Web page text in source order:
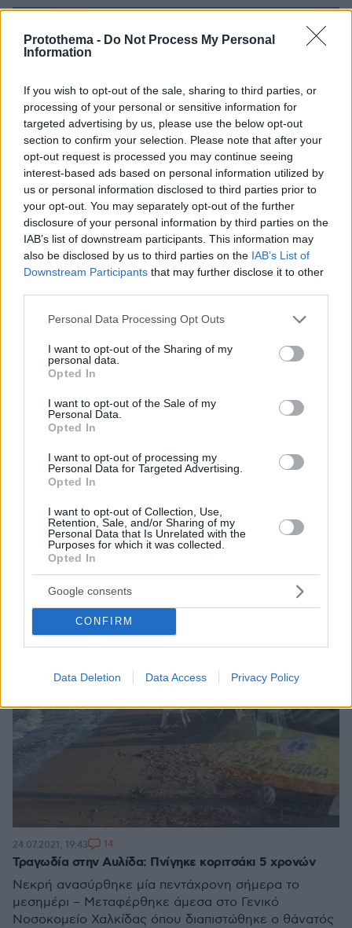
Protothema - Do Not Process My Personal
Information
If you wish to opt-out of the sale, sharing to third parties, or
processing of your personal or sensitive information for
targeted advertising by us, please use the below opt-out
section to confirm your selection. Please note that after your
opt-out request is processed you may continue seeing
interest-based ads based on personal information utilized by
us or personal information disclosed to third parties prior to
your opt-out. You may separately opt-out of the further
disclosure of your personal information by third parties on the
IAB’s list of downstream participants. This information may
also be disclosed by us to third parties on the IAB’s List of
Downstream Participants that may further disclose it to other
Please note that this website/app uses one or more Google
not limited to your visit or usage behaviour. You may click to
grant or deny consent to Google and its third-party tags to
use your data for below specified purposes in below Google
consent section.
Personal Data Processing Opt Outs
I want to opt-out of the Sharing of my
personal data.
Opted In
I want to opt-out of the Sale of my
Personal Data.
Opted In
I want to opt-out of processing my
Personal Data for Targeted Advertising.
Opted In
I want to opt-out of Collection, Use,
Retention, Sale, and/or Sharing of my
Personal Data that Is Unrelated with the
Purposes for which it was collected.
Opted In
Google consents
CONFIRM
Data Deletion Data Access Privacy Policy
Τραγωδία σε beach bar στην Αυλίδα: 6χρονη πνίγηκε
μπροστά στην μητέρα της - Τι λέει ο ιδιοκτήτης
Στο σημείο έφτασε ασθενοφόρο αλλά δεν πρόλαβαν
το άτυχο κοριτσάκι εν ζωή - «Ήταν στα ρηχά το
φωτογραφίες
27.07.2021, 09:23 10
Τραγωδία στην Αυλίδα: Πνίγηκε κοριτσάκι 5 χρονών
Νεκρή ανασύρθηκε μία πεντάχρονη σήμερα το
μεσημέρι – Μεταφέρθηκε άμεσα στο Γενικό
Νοσοκομείο Χαλκίδας όπου διαπιστώθηκε ο θάνατός
24.07.2021, 19:43 14